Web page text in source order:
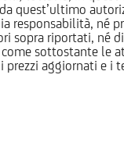
quest’ultimo
né
sopra riportati, né
sottostante le
aggiornati e i